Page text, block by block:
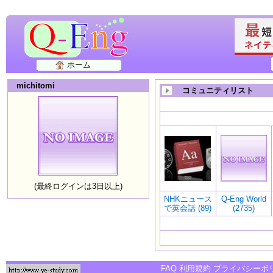
ホーム
michitomi
(最終ログインは3日以上)
コミュニティリスト
NHKニュース
で英会話 (89)
Q-Eng World
(2735)
FAQ 利用規約 プライバシーポ